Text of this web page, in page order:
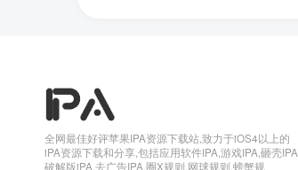
全网最佳好评苹果IPA资源下载站,致力于iOS4以上的
iPA资源下载和分享,包括应用软件IPA,游戏IPA,砸壳IPA,
破解版iPA,去广告IPA,圈X规则,网球规则,螃蟹规